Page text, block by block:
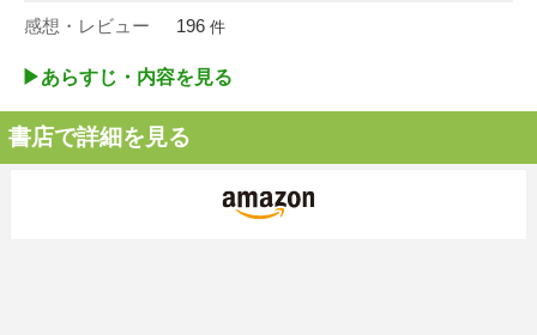
感想・レビュー 196 件
▶︎あらすじ・内容を見る
書店で詳細を見る